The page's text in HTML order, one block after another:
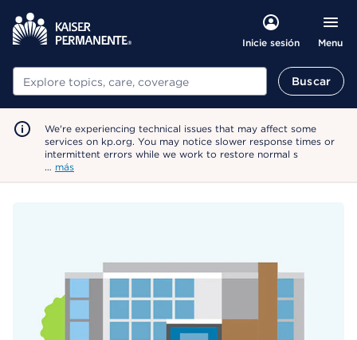
Inicie sesión Menu
Buscar Buscar
We're experiencing technical issues that may affect some
services on kp.org. You may notice slower response times or
intermittent errors while we work to restore normal s
… más